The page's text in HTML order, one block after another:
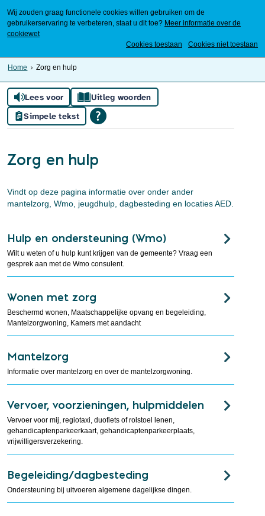
Wij zouden graag functionele cookies willen gebruiken om de
gebruikerservaring te verbeteren, staat u dit toe? Meer informatie over de
cookiewet
Cookies toestaan
Cookies niet toestaan
Home Zorg en hulp
Lees voor
Uitleg woorden
Simpele tekst
Zorg en hulp
Vindt op deze pagina informatie over onder ander
mantelzorg, Wmo, jeugdhulp, dagbesteding en locaties AED.
Hulp en ondersteuning (Wmo)
Wilt u weten of u hulp kunt krijgen van de gemeente? Vraag een
gesprek aan met de Wmo consulent.
Wonen met zorg
Beschermd wonen, Maatschappelijke opvang en begeleiding,
Mantelzorgwoning, Kamers met aandacht
Mantelzorg
Informatie over mantelzorg en over de mantelzorgwoning.
Vervoer, voorzieningen, hulpmiddelen
Vervoer voor mij, regiotaxi, duofiets of rolstoel lenen,
gehandicaptenparkeerkaart, gehandicaptenparkeerplaats,
vrijwilligersverzekering.
Begeleiding/dagbesteding
Ondersteuning bij uitvoeren algemene dagelijkse dingen.